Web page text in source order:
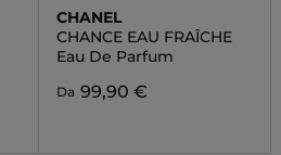
CHANEL
CHANCE EAU FRAÎCHE
Eau De Parfum
Da 99,90 €